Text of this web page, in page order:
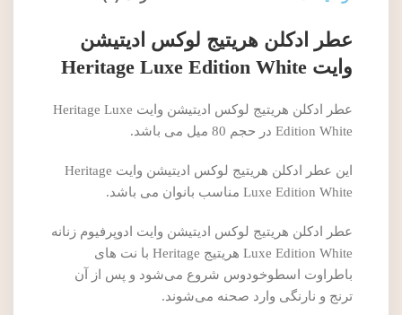
عطر ادکلن هریتیج لوکس ادیتیشن
وایت Heritage Luxe Edition White
عطر ادکلن هریتیج لوکس ادیتیشن وایت Heritage Luxe
Edition White در حجم 80 میل می باشد.
این عطر ادکلن هریتیج لوکس ادیتیشن وایت Heritage
Luxe Edition White مناسب بانوان می باشد.
عطر ادکلن هریتیج لوکس ادیتیشن وایت ادوپرفیوم زنانه
Luxe Edition White هریتیج Heritage با نت‌ های
باطراوت اسطوخودوس شروع می‌شود و پس از آن
ترنج و نارنگی وارد صحنه می‌شوند.